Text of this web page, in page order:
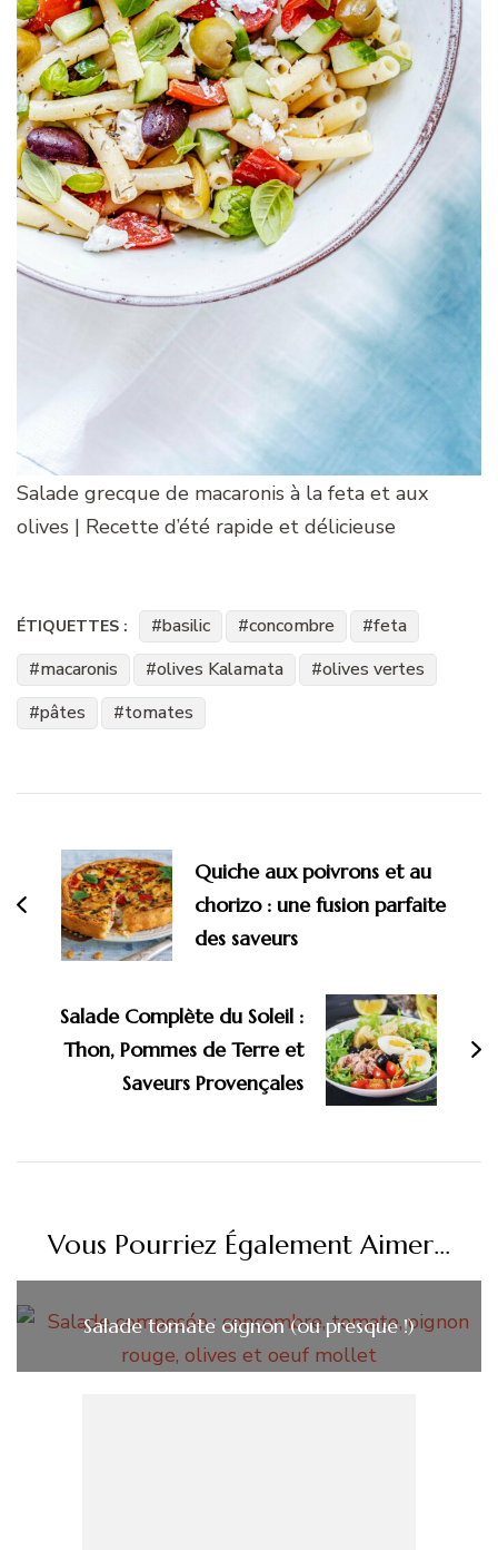
Salade grecque de macaronis à la feta et aux
olives | Recette d’été rapide et délicieuse
ÉTIQUETTES : basilic concombre
feta
macaronis
olives Kalamata
olives vertes
pâtes
tomates
d'article
Quiche aux poivrons et au
chorizo : une fusion parfaite
des saveurs
Salade Complète du Soleil :
Thon, Pommes de Terre et
Saveurs Provençales
Vous Pourriez Également Aimer...
Salade tomate oignon (ou presque !)